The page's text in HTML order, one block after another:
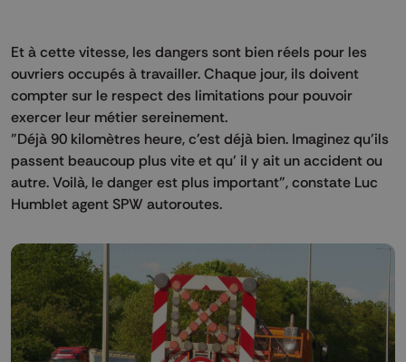
Et à cette vitesse, les dangers sont bien réels pour les
ouvriers occupés à travailler. Chaque jour, ils doivent
compter sur le respect des limitations pour pouvoir
exercer leur métier sereinement.
"Déjà 90 kilomètres heure, c'est déjà bien. Imaginez qu’ils
passent beaucoup plus vite et qu’ il y ait un accident ou
autre. Voilà, le danger est plus important", constate Luc
Humblet agent SPW autoroutes.